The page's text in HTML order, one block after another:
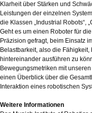
Klarheit über Stärken und
Leistungen der einzelnen
die Klassen „Industrial Robots“,
Geht es um einen Roboter für
Präzision gefragt, beim Einsatz
Belastbarkeit, also die
hintereinander ausführen zu
Bewegungsmetriken mit
einen Überblick über die
Interaktion eines robotischen
Weitere Informationen